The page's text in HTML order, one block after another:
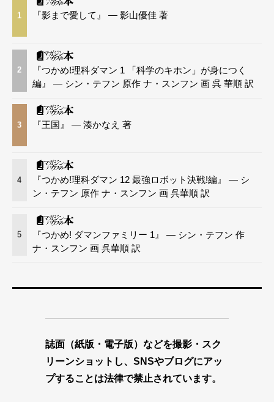
1 『影まで愛して』 — 影山優佳 著
2
『つかめ!理科ダマン 1 「科学のキホン」が身につく
編』 — シン・テフン 原作 ナ・スンフン 画 呉 華順 訳
3 『王国』 — 湊かなえ 著
4
『つかめ!理科ダマン 12 最強ロボット決戦!編』 — シ
ン・テフン 原作 ナ・スンフン 画 呉華順 訳
5
『つかめ! ダマンファミリー 1』 — シン・テフン 作
ナ・スンフン 画 呉華順 訳
誌面（紙版・電子版）などを撮影・スク
リーンショットし、SNSやブログにアッ
プすることは法律で禁止されています。